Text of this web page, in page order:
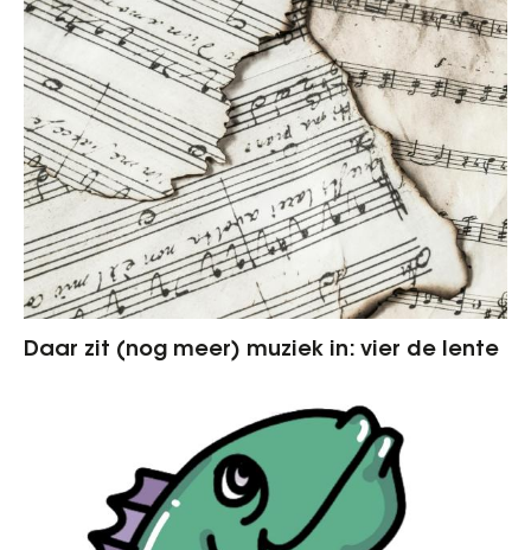
Daar zit (nog meer) muziek in: vier de lente